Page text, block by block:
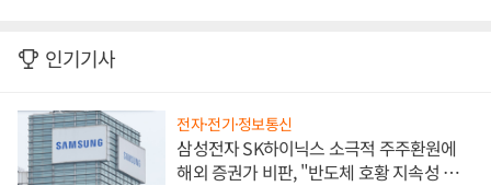
인기기사
전자·전기·정보통신
삼성전자 SK하이닉스 소극적 주주환원에
해외 증권가 비판, "반도체 호황 지속성 의